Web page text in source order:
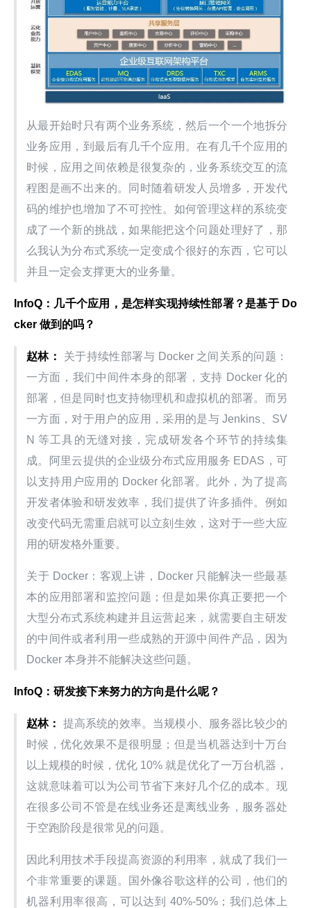
从最开始时只有两个业务系统，然后一个一个地拆分
业务应用，到最后有几千个应用。在有几千个应用的
时候，应用之间依赖是很复杂的，业务系统交互的流
程图是画不出来的。同时随着研发人员增多，开发代
码的维护也增加了不可控性。如何管理这样的系统变
成了一个新的挑战，如果能把这个问题处理好了，那
么我认为分布式系统一定变成个很好的东西，它可以
并且一定会支撑更大的业务量。
InfoQ：几千个应用，是怎样实现持续性部署？是基于 Do
cker 做到的吗？
赵林：
关于持续性部署与 Docker 之间关系的问题：
一方面，我们中间件本身的部署，支持 Docker 化的
部署，但是同时也支持物理机和虚拟机的部署。而另
一方面，对于用户的应用，采用的是与 Jenkins、SV
N 等工具的无缝对接，完成研发各个环节的持续集
成。阿里云提供的企业级分布式应用服务 EDAS，可
以支持用户应用的 Docker 化部署。此外，为了提高
开发者体验和研发效率，我们提供了许多插件。例如
改变代码无需重启就可以立刻生效，这对于一些大应
用的研发格外重要。
关于 Docker：客观上讲，Docker 只能解决一些最基
本的应用部署和监控问题；但是如果你真正要把一个
大型分布式系统构建并且运营起来，就需要自主研发
的中间件或者利用一些成熟的开源中间件产品，因为
Docker 本身并不能解决这些问题。
InfoQ：研发接下来努力的方向是什么呢？
赵林：
提高系统的效率。当规模小、服务器比较少的
时候，优化效果不是很明显；但是当机器达到十万台
以上规模的时候，优化 10% 就是优化了一万台机器，
这就意味着可以为公司节省下来好几个亿的成本。现
在很多公司不管是在线业务还是离线业务，服务器处
于空跑阶段是很常见的问题。
因此利用技术手段提高资源的利用率，就成了我们一
个非常重要的课题。国外像谷歌这样的公司，他们的
机器利用率很高，可以达到 40%-50%；我们总体上